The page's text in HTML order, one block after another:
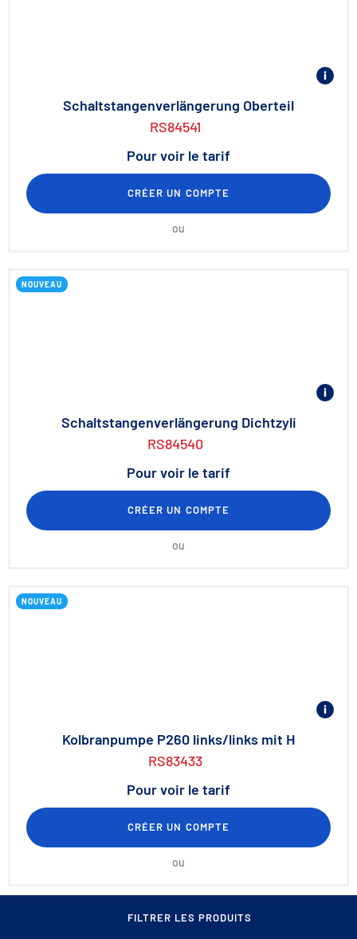
FILTRER LES PRODUITS
Schaltstangenverlängerung Oberteil
RS84541
Pour voir le tarif
CRÉER UN COMPTE
ou
NOUVEAU
Schaltstangenverlängerung Dichtzyli
RS84540
Pour voir le tarif
CRÉER UN COMPTE
ou
NOUVEAU
Kolbranpumpe P260 links/links mit H
RS83433
Pour voir le tarif
CRÉER UN COMPTE
ou